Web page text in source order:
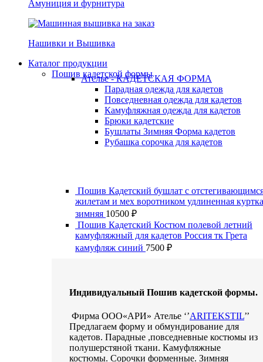
Амуниция и фурнитура
Нашивки и Вышивка
Каталог продукции
Пошив кадетской формы
Ателье - КАДЕТСКАЯ ФОРМА
Парадная одежда для кадетов
Повседневная одежда для кадетов
Камуфляжная одежда для кадетов
Брюки кадетские
Бушлаты Зимняя Форма кадетов
Рубашка сорочка для кадетов
Пошив Кадетский бушлат с
жилетам и мех воротником удлиненная куртка
зимняя 10500 ₽
Пошив Кадетский Костюм полевой летний
камуфляжный для кадетов Россия тк Грета
камуфляж синий 7500 ₽
Индивидуальный Пошив кадетской формы.
Фирма ООО«АРИ» Ателье ‘’ARITEKSTIL’’
Предлагаем форму и обмундирование для
кадетов. Парадные ,повседневные костюмы из
полушерстяной ткани. Камуфляжные
костюмы. Сорочки форменные. Зимняя